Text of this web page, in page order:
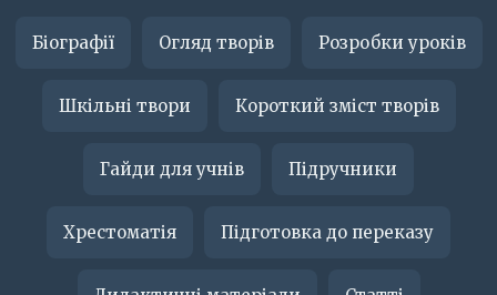
Біографії Огляд творів Розробки уроків
Шкільні твори Короткий зміст творів
Гайди для учнів Підручники
Хрестоматія Підготовка до переказу